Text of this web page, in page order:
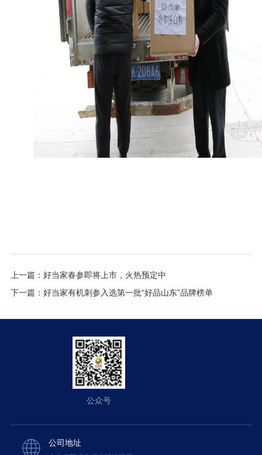
上一篇： 好当家春参即将上市，火热预定中
下一篇： 好当家有机刺参入选第一批“好品山东”品牌榜单
公众号
公司地址